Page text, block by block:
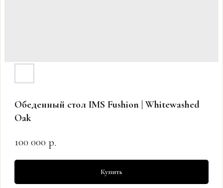
Обеденный стол IMS Fushion | Whitewashed
Oak
100 000 р.
Купить